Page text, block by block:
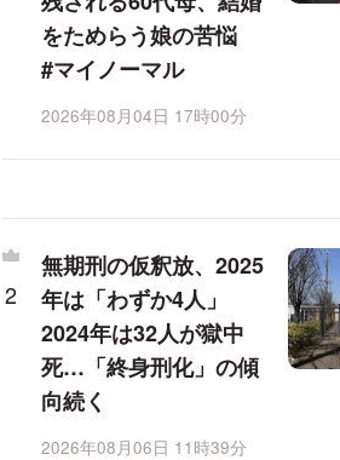
をためらう娘の苦悩
#マイノーマル
2026年08月04日 17時00分
無期刑の仮釈放、2025
年は「わずか4人」
2024年は32人が獄中
死…「終身刑化」の傾
向続く
2026年08月06日 11時39分